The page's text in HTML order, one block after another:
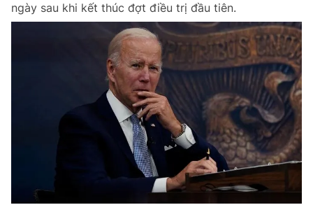
ngày sau khi kết thúc đợt điều trị đầu tiên.